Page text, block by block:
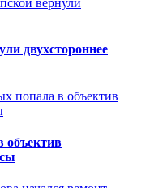
двухстороннее
объектив